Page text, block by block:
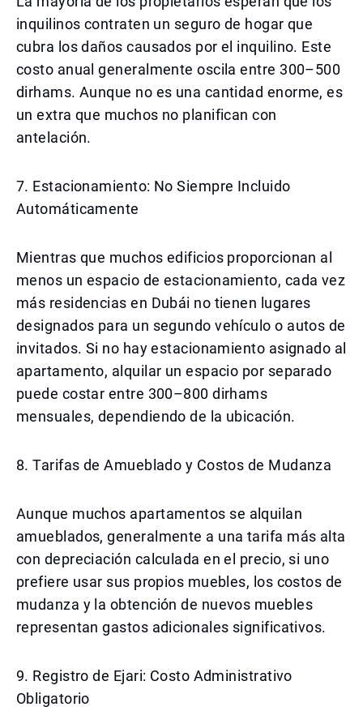
inquilinos contraten un seguro de hogar que
cubra los daños causados por el inquilino. Este
costo anual generalmente oscila entre 300–500
dirhams. Aunque no es una cantidad enorme, es
un extra que muchos no planifican con
antelación.
7. Estacionamiento: No Siempre Incluido
Automáticamente
Mientras que muchos edificios proporcionan al
menos un espacio de estacionamiento, cada vez
más residencias en Dubái no tienen lugares
designados para un segundo vehículo o autos de
invitados. Si no hay estacionamiento asignado al
apartamento, alquilar un espacio por separado
puede costar entre 300–800 dirhams
mensuales, dependiendo de la ubicación.
8. Tarifas de Amueblado y Costos de Mudanza
Aunque muchos apartamentos se alquilan
amueblados, generalmente a una tarifa más alta
con depreciación calculada en el precio, si uno
prefiere usar sus propios muebles, los costos de
mudanza y la obtención de nuevos muebles
representan gastos adicionales significativos.
9. Registro de Ejari: Costo Administrativo
Obligatorio